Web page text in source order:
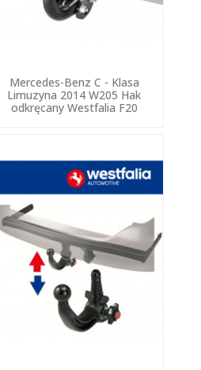
Mercedes-Benz C - Klasa
Limuzyna 2014 W205 Hak
odkręcany Westfalia F20